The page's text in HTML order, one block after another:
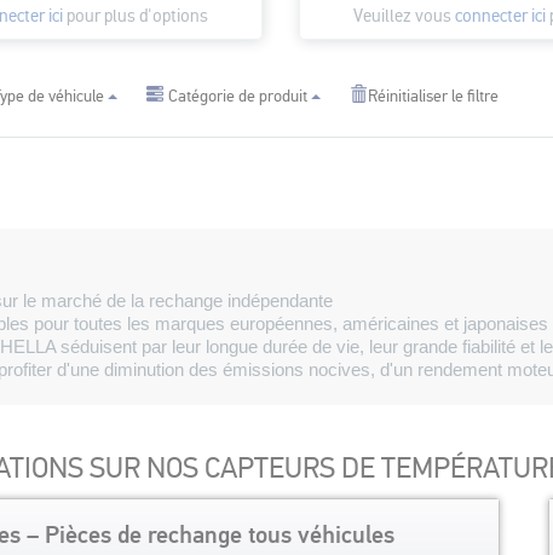
ici pour plus d'options Veuillez vous connecter ici
de véhicule Catégorie de produit Réinitialiser le filtre
le marché de la rechange indépendante
pour toutes les marques européennes, américaines et japonaises
séduisent par leur longue durée de vie, leur grande fiabilité et
d'une diminution des émissions nocives, d'un rendement
SUR NOS CAPTEURS DE
– Pièces de rechange tous véhicules